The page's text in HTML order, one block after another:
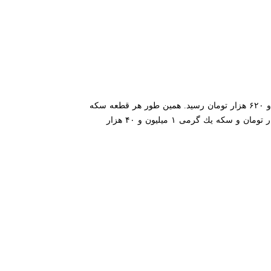
آزاد تهران نرخ سكه طرح جدید، امروز یكشنبه ۱۲ خرداد ۹۸ به ۴ میلیون و ۶۲۰ هزار تومان رسید. همین طور هر قطعه سكه
تمام بهار آزادی طرح قدیم نیز ۴ میلیون و ۵۰۰ هزار تومان، نیم سكه ۲ میلیون و ۶۰۰ هزار تومان، ربع سكه یك میلیون و ۷۰۰ هزار تومان و سكه یك گرمی ۱ میلیون و ۴۰ هزار